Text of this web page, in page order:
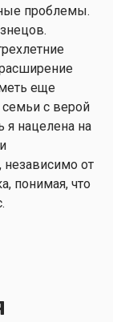
проблемы.
еще
с верой
я нацелена на
независимо от
понимая, что